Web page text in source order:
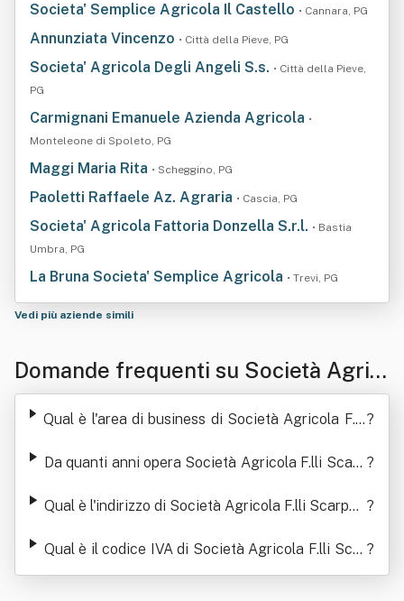
Societa' Semplice Agricola Il Castello • Cannara, PG
Annunziata Vincenzo • Città della Pieve, PG
Societa' Agricola Degli Angeli S.s. • Città della Pieve,
PG
Carmignani Emanuele Azienda Agricola •
Monteleone di Spoleto, PG
Maggi Maria Rita • Scheggino, PG
Paoletti Raffaele Az. Agraria • Cascia, PG
Societa' Agricola Fattoria Donzella S.r.l. • Bastia
Umbra, PG
La Bruna Societa' Semplice Agricola • Trevi, PG
Vedi più aziende simili
Domande frequenti su Società Agric
ola F.lli Scarponi S.s.
Qual è l'area di business di Società Agricola F.lli?
Da quanti anni opera Società Agricola F.lli Scarp ?
Qual è l'indirizzo di Società Agricola F.lli Scarpon ?
Qual è il codice IVA di Società Agricola F.lli Scar
poni S.s.
?